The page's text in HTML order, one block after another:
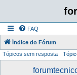
FAQ
Índice do Fórum
Tópicos sem resposta